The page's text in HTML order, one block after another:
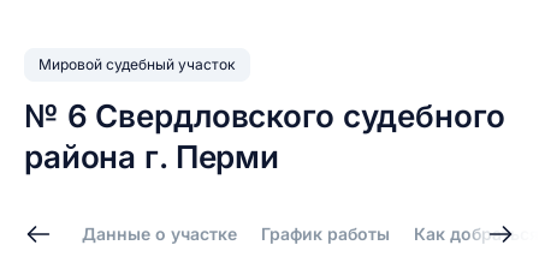
Мировой судебный участок
№ 6 Свердловского судебного
района г. Перми
Данные о участке График работы Как добраться